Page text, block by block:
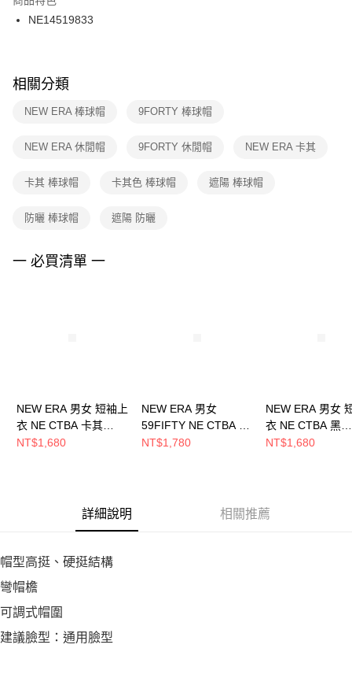
３．收到繳費通知簡訊後14天內，點擊此簡訊中的連結，可透過四大超商／
ATM／網路銀行／等多元方式進行付款，方視為交易完成。
※ 交易是否成功請以「AFTEE先享後付 」之結帳頁面顯示為準，若有關於
是否繳費成功／繳費後需取消欲退款等相關疑問，請聯繫「AFTEE先享後付
客戶支援中心」https://netprotections.freshdesk.com/support/home
１．透過由恩沛科技股份有限公司提供之「AFTEE先享後付」服務完成之交
權轉讓予恩沛科技股份有限公司。
３．未成年的使用者請事先徵得法定代理人或監護人之同意方可使用
４．使用「AFTEE先享後付」時，將依據個別帳號之用戶狀況，依本公司即
每筆NT$100，滿NT$1,500(含以上)免運費
NE14519833
相關分類
NEW ERA 棒球帽 9FORTY 棒球帽
NEW ERA 休閒帽 9FORTY 休閒帽 NEW ERA 卡其
卡其 棒球帽 卡其色 棒球帽 遮陽 棒球帽
防曬 棒球帽 遮陽 防曬
一 必買清單 一
NEW ERA 男女 短袖上
衣 NE CTBA 卡其
NE14517775
NT$1,680
NEW ERA 男女
59FIFTY NE CTBA 黑/
皇家藍 NE14519836
NT$1,780
NEW ERA 男女
衣 NE CTBA 黑
NE14517777
NT$1,680
詳細說明 相關推薦
帽型高挺、硬挺結構
彎帽檐
可調式帽圍
建議臉型：通用臉型